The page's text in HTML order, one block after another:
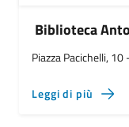
Biblioteca
Piazza Pacichelli,
Leggi di più